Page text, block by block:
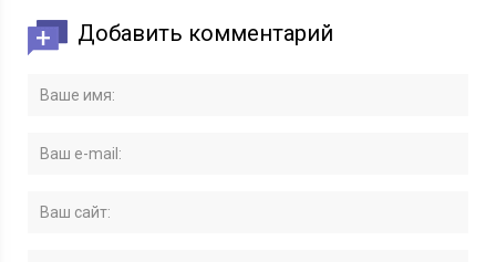
Добавить комментарий